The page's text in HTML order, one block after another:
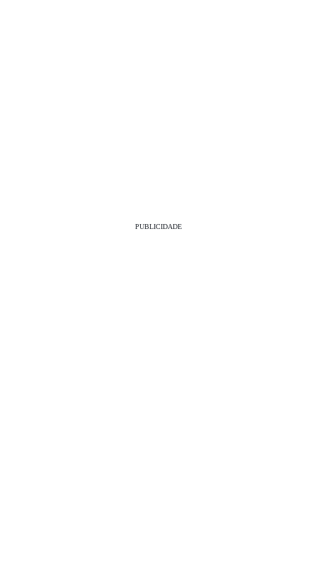
PUBLICIDADE